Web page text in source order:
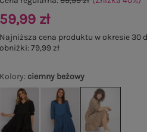
Kolory: ciemny beżowy
59,99 zł
Najniższa cena produktu w okresie 30
obniżki:79,99 zł